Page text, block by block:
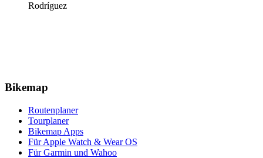
Rodríguez
Bikemap
Routenplaner
Tourplaner
Bikemap Apps
Für Apple Watch & Wear OS
Für Garmin und Wahoo